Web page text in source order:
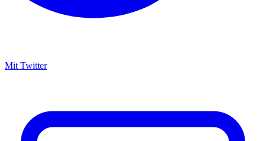
Mit Twitter